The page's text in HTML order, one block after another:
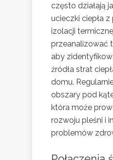
często działają
ucieczki ciepła
izolacji
przeanalizować
aby
źródła strat
domu.
obszary pod
która może
rozwoju pleśni i
problemów